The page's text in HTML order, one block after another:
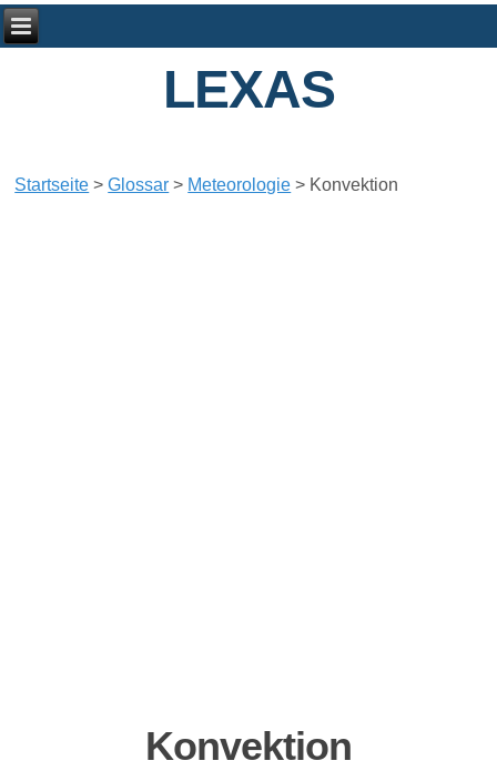
LEXAS
Startseite >Glossar > Meteorologie > Konvektion
Konvektion